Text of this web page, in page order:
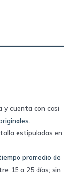
y cuenta con casi
.
estipuladas en
promedio de
15 a 25 días; sin